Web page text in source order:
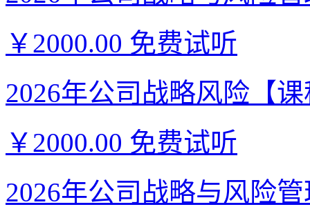
￥2000.00 免费试听
2026年公司战略风险【
￥2000.00 免费试听
2026年公司战略与风险